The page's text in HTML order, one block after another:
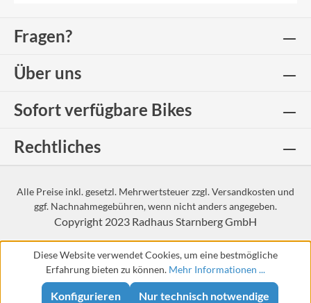
Fragen?
Über uns
Sofort verfügbare Bikes
Rechtliches
Alle Preise inkl. gesetzl. Mehrwertsteuer zzgl.Versandkosten und
ggf. Nachnahmegebühren, wenn nicht anders angegeben.
Copyright 2023 Radhaus Starnberg GmbH
Diese Website verwendet Cookies, um eine bestmögliche
Erfahrung bieten zu können. Mehr Informationen ...
Nur technisch notwendige
Konfigurieren